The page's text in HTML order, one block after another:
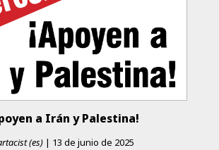
a Irán y Palestina!
(es) | 13 de junio de 2025